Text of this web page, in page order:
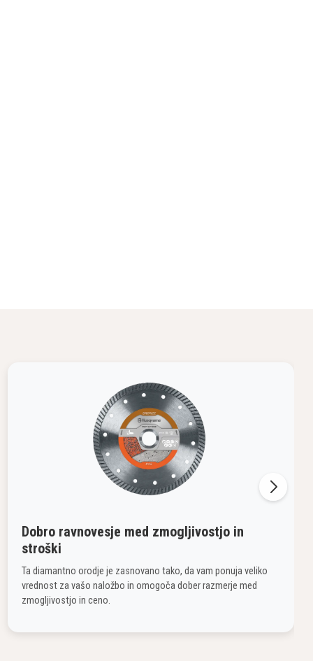
Dobro ravnovesje med zmogljivostjo in
stroški
Ta diamantno orodje je zasnovano tako, da vam ponuja veliko
vrednost za vašo naložbo in omogoča dober razmerje med
zmogljivostjo in ceno.